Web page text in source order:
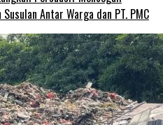
Antar Warga dan PT. PMC